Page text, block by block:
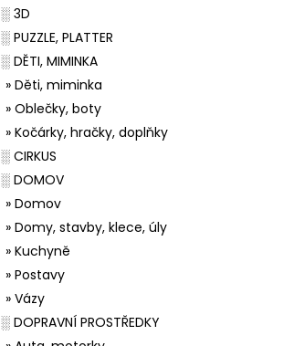
░ 3D
░ PUZZLE, PLATTER
░ DĚTI, MIMINKA
» Děti, miminka
» Oblečky, boty
» Kočárky, hračky, doplňky
░ CIRKUS
░ DOMOV
» Domov
» Domy, stavby, klece, úly
» Kuchyně
» Postavy
» Vázy
░ DOPRAVNÍ PROSTŘEDKY